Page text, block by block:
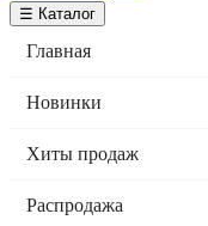
☰ Каталог
Главная
Новинки
Хиты продаж
Распродажа